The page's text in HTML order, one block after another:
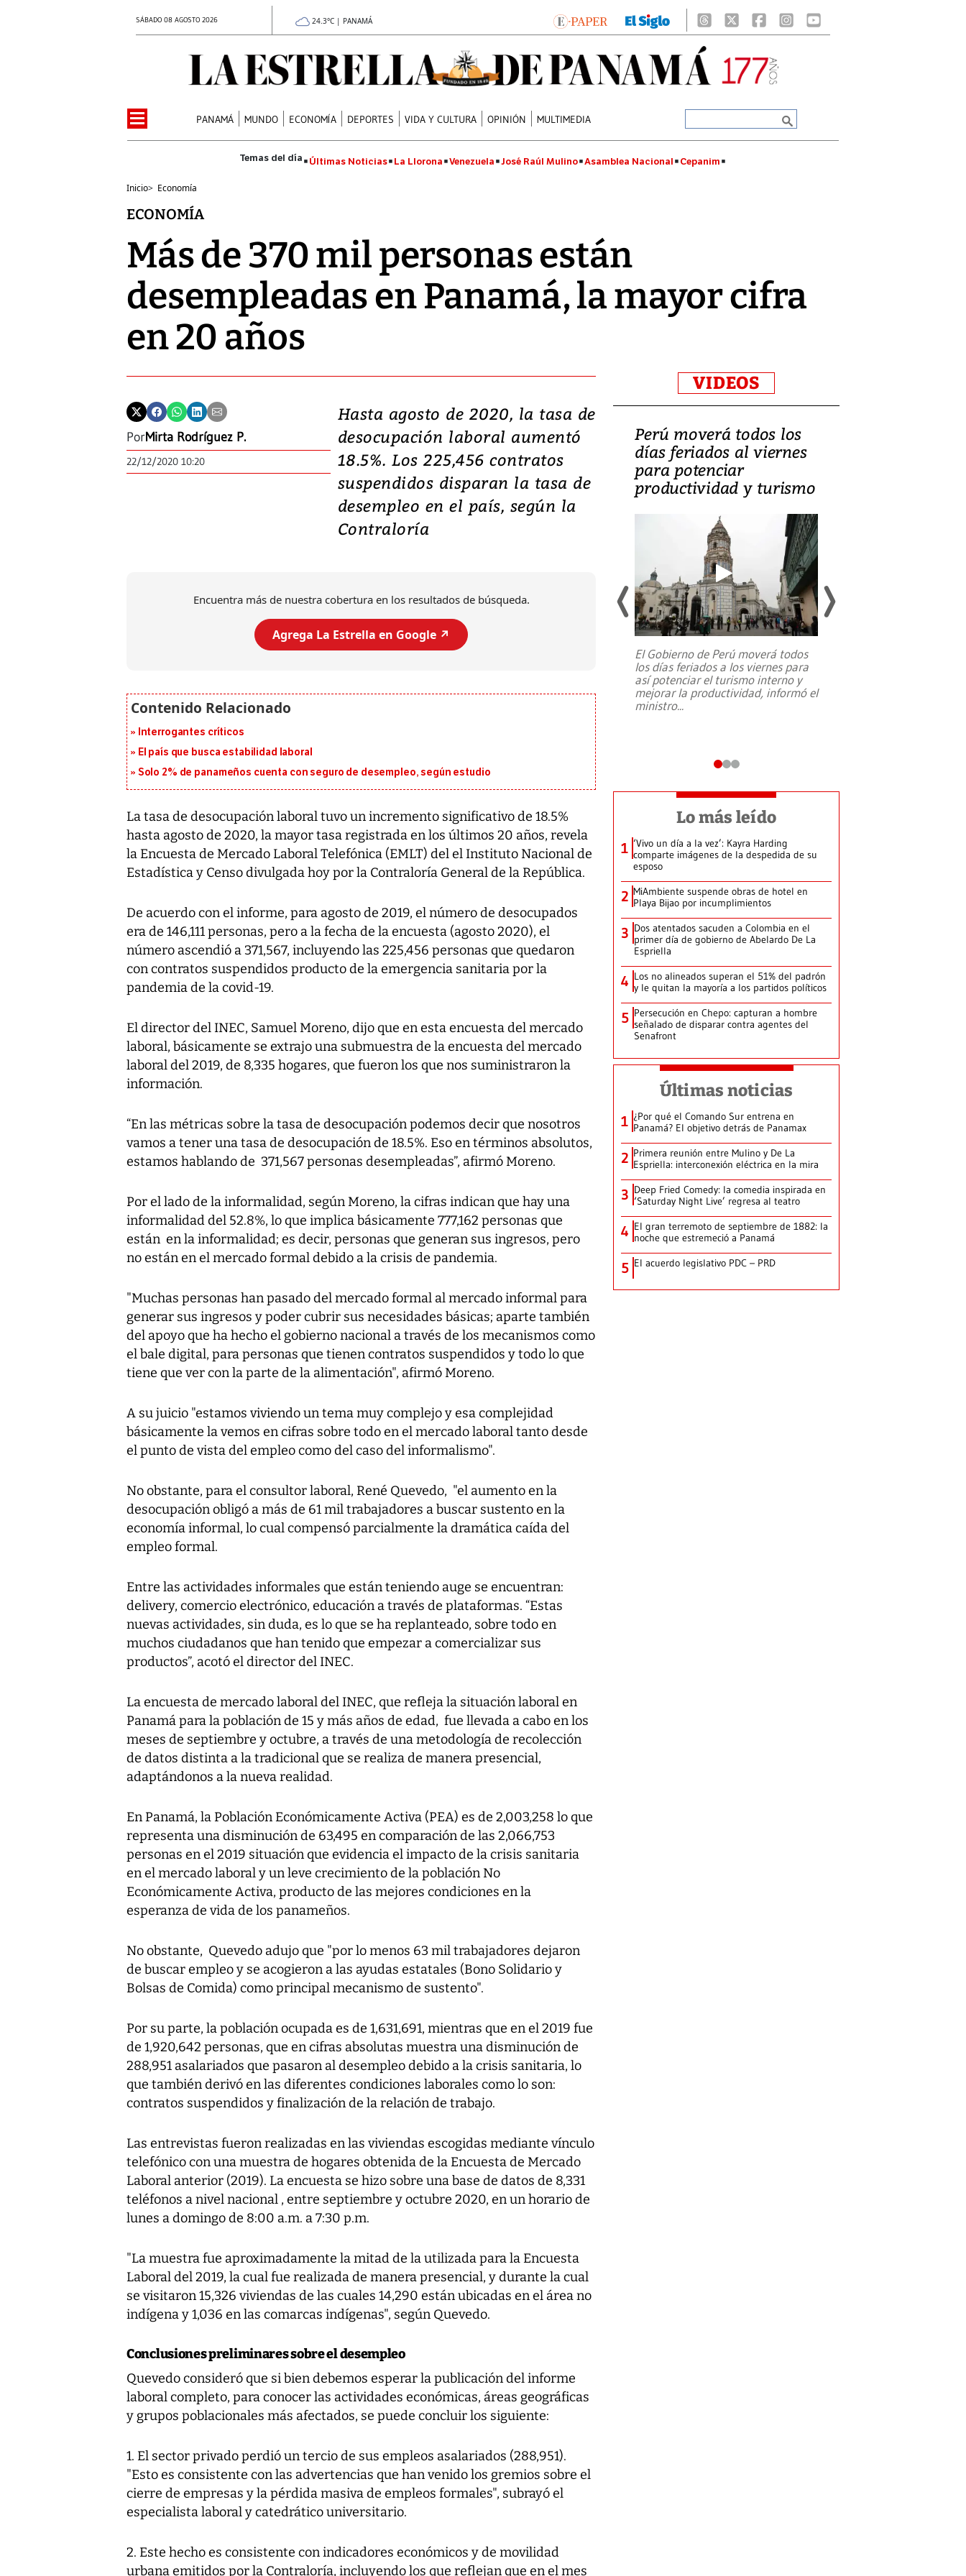
SÁBADO 08 AGOSTO 2026 24.3°C | PANAMÁ
PANAMÁ MUNDO ECONOMÍA DEPORTES VIDA Y CULTURA OPINIÓN MULTIMEDIA
Últimas Noticias La Llorona Venezuela José Raúl Mulino Asamblea Nacional Cepanim
Inicio> Economía
ECONOMÍA
Más de 370 mil personas están
desempleadas en Panamá, la mayor cifra
en 20 años
PorMirta Rodríguez P.
22/12/2020 10:20
Hasta agosto de 2020, la tasa de
desocupación laboral aumentó
18.5%. Los 225,456 contratos
suspendidos disparan la tasa de
desempleo en el país, según la
Contraloría
Encuentra más de nuestra cobertura en los resultados de búsqueda.
Agrega La Estrella en Google ↗️
Interrogantes críticos
El país que busca estabilidad laboral
Solo 2% de panameños cuenta con seguro de desempleo, según estudio
La tasa de desocupación laboral tuvo un incremento significativo de 18.5%
hasta agosto de 2020, la mayor tasa registrada en los últimos 20 años, revela
la Encuesta de Mercado Laboral Telefónica (EMLT) del el Instituto Nacional de
Estadística y Censo divulgada hoy por la Contraloría General de la República.
De acuerdo con el informe, para agosto de 2019, el número de desocupados
era de 146,111 personas, pero a la fecha de la encuesta (agosto 2020), el
número ascendió a 371,567, incluyendo las 225,456 personas que quedaron
con contratos suspendidos producto de la emergencia sanitaria por la
pandemia de la covid-19.
El director del INEC, Samuel Moreno, dijo que en esta encuesta del mercado
laboral, básicamente se extrajo una submuestra de la encuesta del mercado
laboral del 2019, de 8,335 hogares, que fueron los que nos suministraron la
información.
“En las métricas sobre la tasa de desocupación podemos decir que nosotros
vamos a tener una tasa de desocupación de 18.5%. Eso en términos absolutos,
estamos hablando de 371,567 personas desempleadas”, afirmó Moreno.
Por el lado de la informalidad, según Moreno, la cifras indican que hay una
informalidad del 52.8%, lo que implica básicamente 777,162 personas que
están en la informalidad; es decir, personas que generan sus ingresos, pero
no están en el mercado formal debido a la crisis de pandemia.
"Muchas personas han pasado del mercado formal al mercado informal para
generar sus ingresos y poder cubrir sus necesidades básicas; aparte también
del apoyo que ha hecho el gobierno nacional a través de los mecanismos como
el bale digital, para personas que tienen contratos suspendidos y todo lo que
tiene que ver con la parte de la alimentación", afirmó Moreno.
A su juicio "estamos viviendo un tema muy complejo y esa complejidad
básicamente la vemos en cifras sobre todo en el mercado laboral tanto desde
el punto de vista del empleo como del caso del informalismo".
No obstante, para el consultor laboral, René Quevedo, "el aumento en la
desocupación obligó a más de 61 mil trabajadores a buscar sustento en la
economía informal, lo cual compensó parcialmente la dramática caída del
empleo formal.
Entre las actividades informales que están teniendo auge se encuentran:
delivery, comercio electrónico, educación a través de plataformas. “Estas
nuevas actividades, sin duda, es lo que se ha replanteado, sobre todo en
muchos ciudadanos que han tenido que empezar a comercializar sus
productos”, acotó el director del INEC.
La encuesta de mercado laboral del INEC, que refleja la situación laboral en
Panamá para la población de 15 y más años de edad, fue llevada a cabo en los
meses de septiembre y octubre, a través de una metodología de recolección
de datos distinta a la tradicional que se realiza de manera presencial,
adaptándonos a la nueva realidad.
En Panamá, la Población Económicamente Activa (PEA) es de 2,003,258 lo que
representa una disminución de 63,495 en comparación de las 2,066,753
personas en el 2019 situación que evidencia el impacto de la crisis sanitaria
en el mercado laboral y un leve crecimiento de la población No
Económicamente Activa, producto de las mejores condiciones en la
esperanza de vida de los panameños.
No obstante, Quevedo adujo que "por lo menos 63 mil trabajadores dejaron
de buscar empleo y se acogieron a las ayudas estatales (Bono Solidario y
Bolsas de Comida) como principal mecanismo de sustento".
Por su parte, la población ocupada es de 1,631,691, mientras que en el 2019 fue
de 1,920,642 personas, que en cifras absolutas muestra una disminución de
288,951 asalariados que pasaron al desempleo debido a la crisis sanitaria, lo
que también derivó en las diferentes condiciones laborales como lo son:
contratos suspendidos y finalización de la relación de trabajo.
Las entrevistas fueron realizadas en las viviendas escogidas mediante vínculo
telefónico con una muestra de hogares obtenida de la Encuesta de Mercado
Laboral anterior (2019). La encuesta se hizo sobre una base de datos de 8,331
teléfonos a nivel nacional , entre septiembre y octubre 2020, en un horario de
lunes a domingo de 8:00 a.m. a 7:30 p.m.
"La muestra fue aproximadamente la mitad de la utilizada para la Encuesta
Laboral del 2019, la cual fue realizada de manera presencial, y durante la cual
se visitaron 15,326 viviendas de las cuales 14,290 están ubicadas en el área no
indígena y 1,036 en las comarcas indígenas", según Quevedo.
Conclusiones preliminares sobre el desempleo
Quevedo consideró que si bien debemos esperar la publicación del informe
laboral completo, para conocer las actividades económicas, áreas geográficas
y grupos poblacionales más afectados, se puede concluir los siguiente:
1. El sector privado perdió un tercio de sus empleos asalariados (288,951).
"Esto es consistente con las advertencias que han venido los gremios sobre el
cierre de empresas y la pérdida masiva de empleos formales", subrayó el
especialista laboral y catedrático universitario.
2. Este hecho es consistente con indicadores económicos y de movilidad
urbana emitidos por la Contraloría, incluyendo los que reflejan que en el mes
VIDEOS
Video: Lula lanza su
candidatura con
promesas de inversión
en defensa, educación y
tierras raras
presidente de Brasil, Luiz Inácio Lula
Perú moverá todos los
días feriados al viernes
para potenciar
productividad y turismo
El Gobierno de Perú moverá todos
los días feriados a los viernes para
así potenciar el turismo interno y
mejorar la productividad, informó el
ministro...
Lo más leído
1 ‘Vivo un día a la vez’: Kayra Harding
comparte imágenes de la despedida de su
esposo
2 MiAmbiente suspende obras de hotel en
Playa Bijao por incumplimientos
3 Dos atentados sacuden a Colombia en el
primer día de gobierno de Abelardo De La
Espriella
4 Los no alineados superan el 51% del padrón
y le quitan la mayoría a los partidos políticos
5 Persecución en Chepo: capturan a hombre
señalado de disparar contra agentes del
Senafront
Últimas noticias
1 ¿Por qué el Comando Sur entrena en
Panamá? El objetivo detrás de Panamax
2 Primera reunión entre Mulino y De La
Espriella: interconexión eléctrica en la mira
3 Deep Fried Comedy: la comedia inspirada en
‘Saturday Night Live’ regresa al teatro
4 El gran terremoto de septiembre de 1882: la
noche que estremeció a Panamá
5 El acuerdo legislativo PDC – PRD